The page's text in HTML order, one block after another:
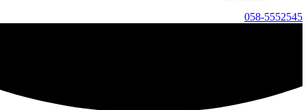
058-5552545